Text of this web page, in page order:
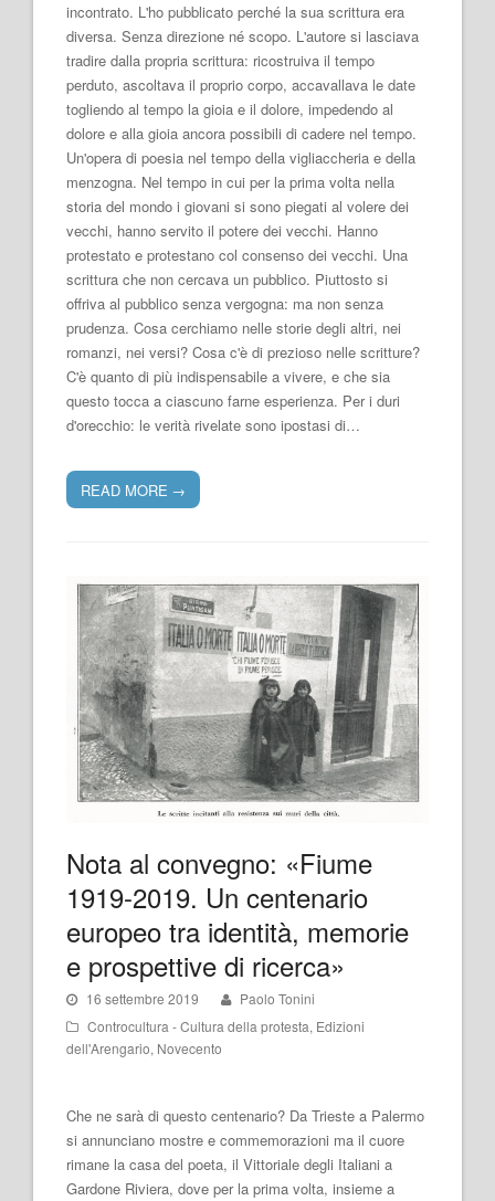
incontrato. L'ho pubblicato perché la sua scrittura era
diversa. Senza direzione né scopo. L'autore si lasciava
tradire dalla propria scrittura: ricostruiva il tempo
perduto, ascoltava il proprio corpo, accavallava le date
togliendo al tempo la gioia e il dolore, impedendo al
dolore e alla gioia ancora possibili di cadere nel tempo.
Un'opera di poesia nel tempo della vigliaccheria e della
menzogna. Nel tempo in cui per la prima volta nella
storia del mondo i giovani si sono piegati al volere dei
vecchi, hanno servito il potere dei vecchi. Hanno
protestato e protestano col consenso dei vecchi. Una
scrittura che non cercava un pubblico. Piuttosto si
offriva al pubblico senza vergogna: ma non senza
prudenza. Cosa cerchiamo nelle storie degli altri, nei
romanzi, nei versi? Cosa c'è di prezioso nelle scritture?
C'è quanto di più indispensabile a vivere, e che sia
questo tocca a ciascuno farne esperienza. Per i duri
d'orecchio: le verità rivelate sono ipostasi di…
READ MORE →
Nota al convegno: «Fiume
1919-2019. Un centenario
europeo tra identità, memorie
e prospettive di ricerca»
16 settembre 2019
Paolo Tonini
Controcultura - Cultura della protesta, Edizioni
dell'Arengario, Novecento
Che ne sarà di questo centenario? Da Trieste a Palermo
si annunciano mostre e commemorazioni ma il cuore
rimane la casa del poeta, il Vittoriale degli Italiani a
Gardone Riviera, dove per la prima volta, insieme a